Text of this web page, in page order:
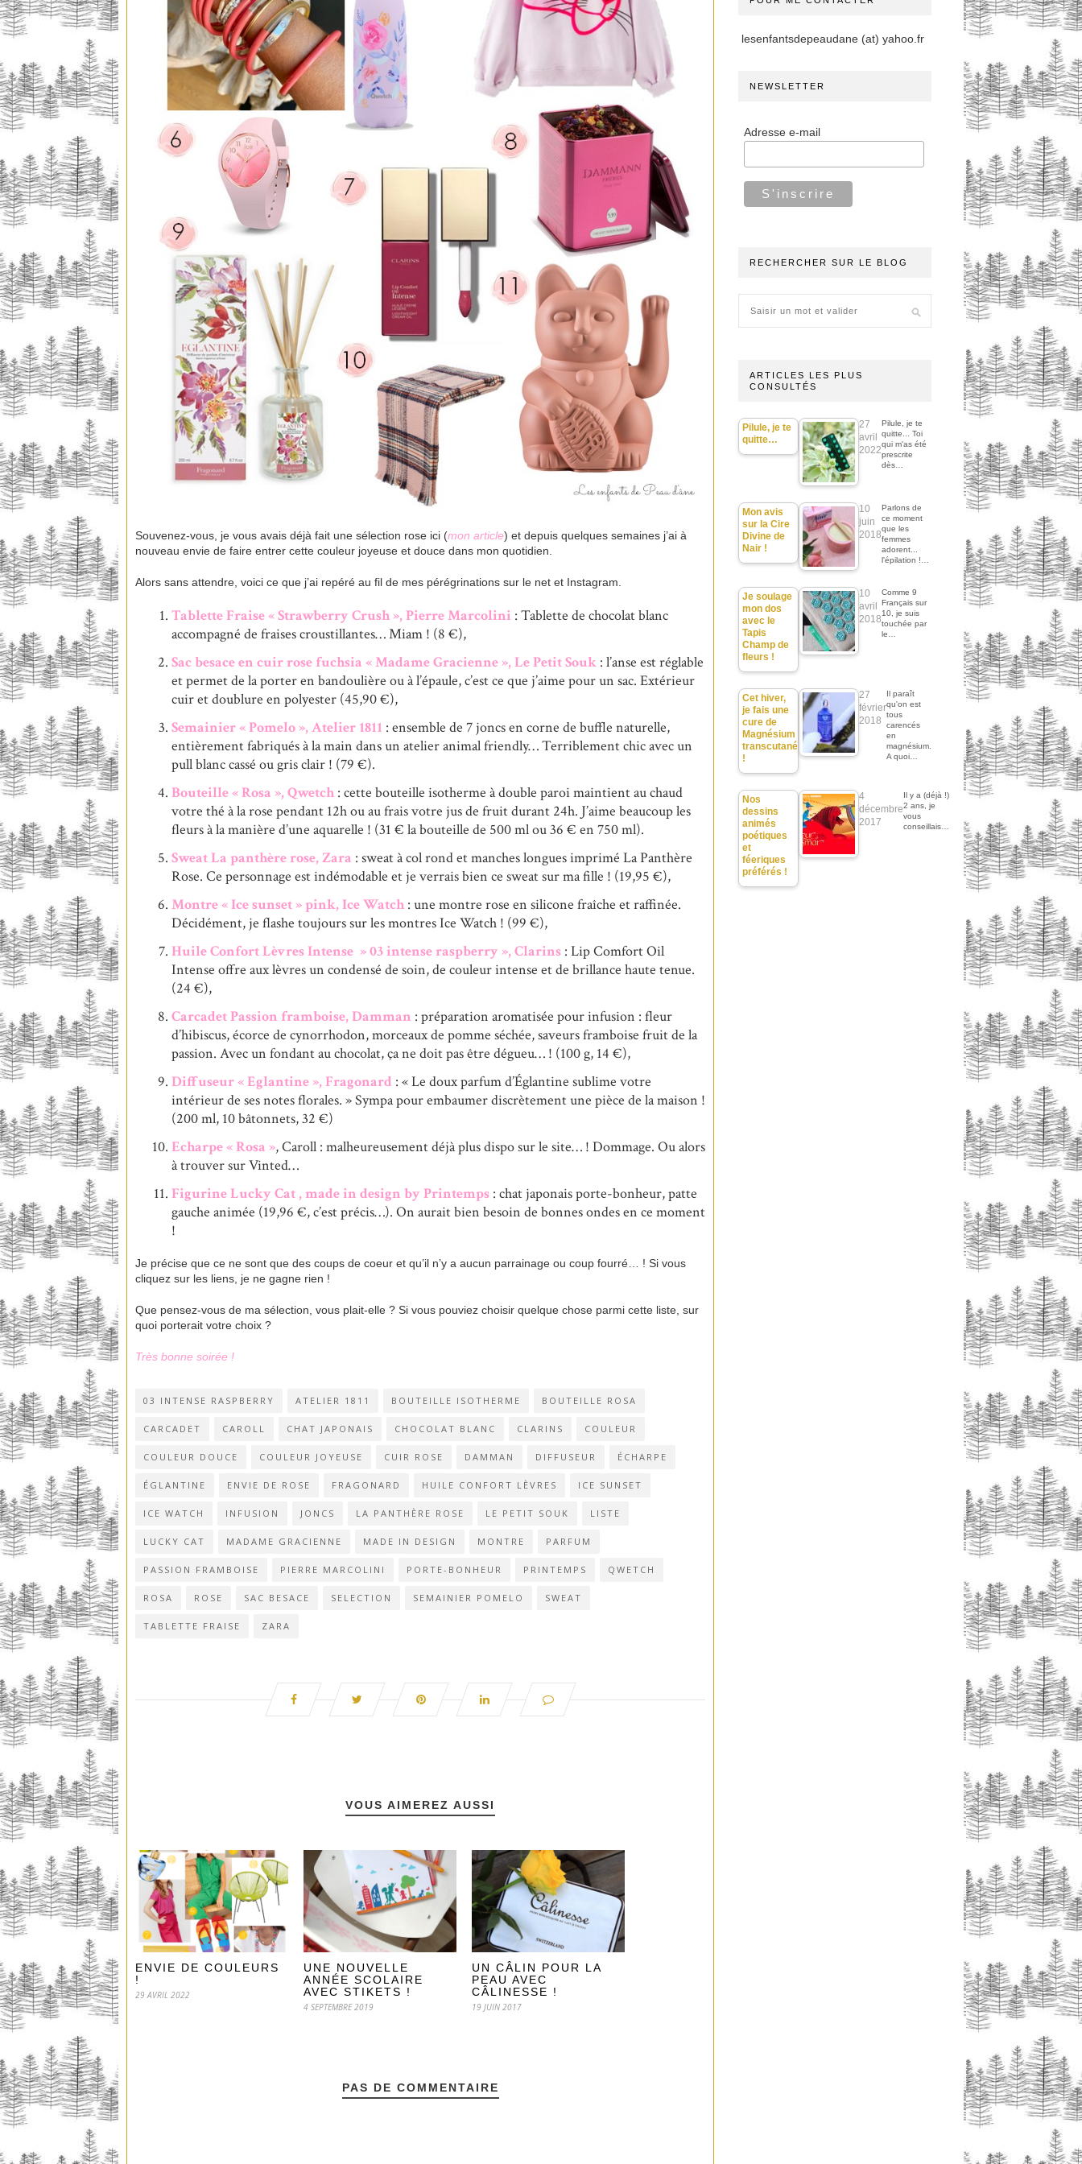
Souvenez-vous, je vous avais déjà fait une sélection rose ici (mon article) et depuis quelques semaines j’ai à
nouveau envie de faire entrer cette couleur joyeuse et douce dans mon quotidien.
Alors sans attendre, voici ce que j’ai repéré au fil de mes pérégrinations sur le net et Instagram.
Tablette Fraise « Strawberry Crush », Pierre Marcolini : Tablette de chocolat blanc
accompagné de fraises croustillantes… Miam ! (8 €),
Sac besace en cuir rose fuchsia « Madame Gracienne », Le Petit Souk : l’anse est réglable
et permet de la porter en bandoulière ou à l’épaule, c’est ce que j’aime pour un sac. Extérieur
cuir et doublure en polyester (45,90 €),
Semainier « Pomelo », Atelier 1811 : ensemble de 7 joncs en corne de buffle naturelle,
entièrement fabriqués à la main dans un atelier animal friendly… Terriblement chic avec un
pull blanc cassé ou gris clair ! (79 €).
Bouteille « Rosa », Qwetch : cette bouteille isotherme à double paroi maintient au chaud
votre thé à la rose pendant 12h ou au frais votre jus de fruit durant 24h. J’aime beaucoup les
fleurs à la manière d’une aquarelle ! (31 € la bouteille de 500 ml ou 36 € en 750 ml).
Sweat La panthère rose, Zara : sweat à col rond et manches longues imprimé La Panthère
Rose. Ce personnage est indémodable et je verrais bien ce sweat sur ma fille ! (19,95 €),
Montre « Ice sunset » pink, Ice Watch : une montre rose en silicone fraîche et raffinée.
Décidément, je flashe toujours sur les montres Ice Watch ! (99 €),
Huile Confort Lèvres Intense » 03 intense raspberry », Clarins : Lip Comfort Oil
Intense offre aux lèvres un condensé de soin, de couleur intense et de brillance haute tenue.
(24 €),
Carcadet Passion framboise, Damman : préparation aromatisée pour infusion : fleur
d’hibiscus, écorce de cynorrhodon, morceaux de pomme séchée, saveurs framboise fruit de la
passion. Avec un fondant au chocolat, ça ne doit pas être dégueu… ! (100 g, 14 €),
Diffuseur « Eglantine », Fragonard : « Le doux parfum d’Églantine sublime votre
intérieur de ses notes florales. » Sympa pour embaumer discrètement une pièce de la maison !
(200 ml, 10 bâtonnets, 32 €)
Echarpe « Rosa », Caroll : malheureusement déjà plus dispo sur le site… ! Dommage. Ou alors
à trouver sur Vinted…
Figurine Lucky Cat , made in design by Printemps : chat japonais porte-bonheur, patte
gauche animée (19,96 €, c’est précis…). On aurait bien besoin de bonnes ondes en ce moment
!
Je précise que ce ne sont que des coups de coeur et qu’il n’y a aucun parrainage ou coup fourré… ! Si vous
cliquez sur les liens, je ne gagne rien !
Que pensez-vous de ma sélection, vous plait-elle ? Si vous pouviez choisir quelque chose parmi cette liste, sur
quoi porterait votre choix ?
Très bonne soirée !
03 INTENSE RASPBERRY ATELIER 1811 BOUTEILLE ISOTHERME BOUTEILLE ROSA
CARCADET CAROLL CHAT JAPONAIS CHOCOLAT BLANC CLARINS COULEUR
COULEUR DOUCE COULEUR JOYEUSE CUIR ROSE DAMMAN DIFFUSEUR ÉCHARPE
ÉGLANTINE ENVIE DE ROSE FRAGONARD HUILE CONFORT LÈVRES ICE SUNSET
ICE WATCH INFUSION JONCS LA PANTHÈRE ROSE LE PETIT SOUK LISTE
LUCKY CAT MADAME GRACIENNE MADE IN DESIGN MONTRE PARFUM
PASSION FRAMBOISE PIERRE MARCOLINI PORTE-BONHEUR PRINTEMPS QWETCH
ROSA ROSE SAC BESACE SELECTION SEMAINIER POMELO SWEAT
TABLETTE FRAISE ZARA
VOUS AIMEREZ AUSSI
ENVIE DE COULEURS
!
29 AVRIL 2022
UNE NOUVELLE
ANNÉE SCOLAIRE
AVEC STIKETS !
4 SEPTEMBRE 2019
UN CÂLIN POUR LA
PEAU AVEC
CÂLINESSE !
19 JUIN 2017
PAS DE COMMENTAIRE
lesenfantsdepeaudane (at) yahoo.fr
NEWSLETTER
Adresse e-mail
RECHERCHER SUR LE BLOG
ARTICLES LES PLUS
CONSULTÉS
Pilule, je te
quitte…
27
avril
2022
Pilule, je te
quitte... Toi
qui m'as été
prescrite
dès…
Mon avis
sur la Cire
Divine de
Nair !
10
juin
2018
Parlons de
ce moment
que les
femmes
adorent...
l'épilation !…
Je soulage
mon dos
avec le
Tapis
Champ de
fleurs !
10
avril
2018
Comme 9
Français sur
10, je suis
touchée par
le…
Cet hiver,
je fais une
cure de
Magnésium
transcutané
!
27
février
2018
Il paraît
qu'on est
tous
carencés
en
magnésium.
A quoi…
Nos
dessins
animés
poétiques
et
féeriques
préférés !
4
décembre
2017
Il y a (déjà !)
2 ans, je
vous
conseillais…